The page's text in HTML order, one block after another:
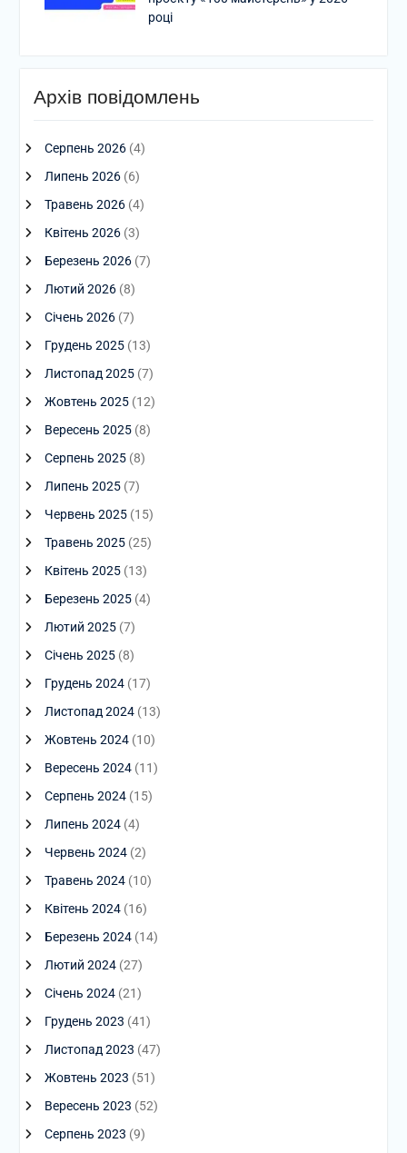
році
Архів повідомлень
Серпень 2026(4)
Липень 2026(6)
Травень 2026(4)
Квітень 2026(3)
Березень 2026(7)
Лютий 2026(8)
Січень 2026(7)
Грудень 2025(13)
Листопад 2025(7)
Жовтень 2025(12)
Вересень 2025(8)
Серпень 2025(8)
Липень 2025(7)
Червень 2025(15)
Травень 2025(25)
Квітень 2025(13)
Березень 2025(4)
Лютий 2025(7)
Січень 2025(8)
Грудень 2024(17)
Листопад 2024(13)
Жовтень 2024(10)
Вересень 2024(11)
Серпень 2024(15)
Липень 2024(4)
Червень 2024(2)
Травень 2024(10)
Квітень 2024(16)
Березень 2024(14)
Лютий 2024(27)
Січень 2024(21)
Грудень 2023 (41)
Листопад 2023 (47)
Жовтень 2023 (51)
Вересень 2023 (52)
Серпень 2023 (9)